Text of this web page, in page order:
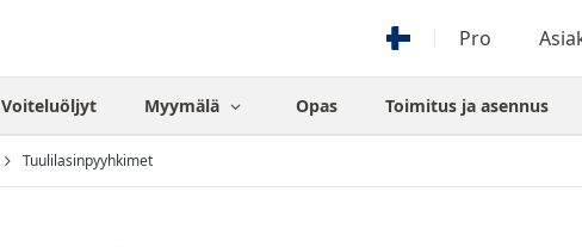
Pro
Voiteluöljyt Myymälä Opas Toimitus ja asennus
Tuulilasinpyyhkimet